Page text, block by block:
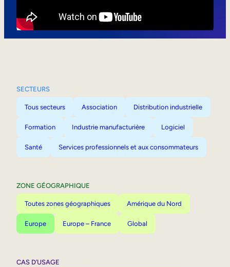
SECTEURS
Tous secteurs Association Distribution industrielle
Formation Industrie manufacturière Logiciel
Santé Services professionnels et aux consommateurs
ZONE GÉOGRAPHIQUE
Toutes zones géographiques Amérique du Nord
Europe Europe – France Global
CAS D’USAGE